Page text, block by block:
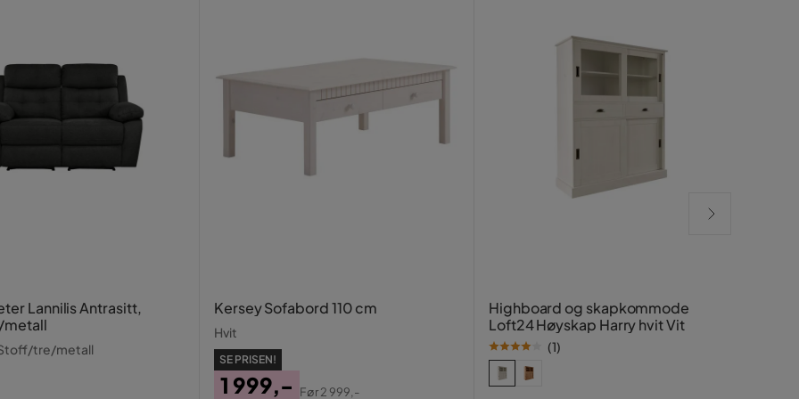
Lannilis Antrasitt,
tre/metall
Kersey Sofabord 110 cm
Hvit
SE PRISEN!
1 999,-
Før2 999,-
Highboard og skapkommode
Loft24 Høyskap Harry hvit Vit
(1)